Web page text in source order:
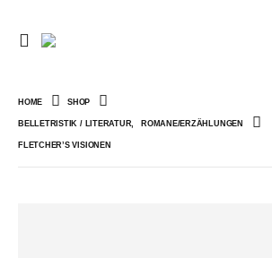
HOME SHOP
BELLETRISTIK / LITERATUR, ROMANE/ERZÄHLUNGEN
FLETCHER’S VISIONEN